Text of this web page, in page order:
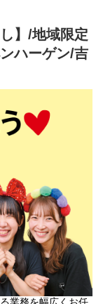
カテゴリー別にい
呼ばれる社員で
ていただきま
】/地域限定
ハーゲン/吉
業務を幅広くお任